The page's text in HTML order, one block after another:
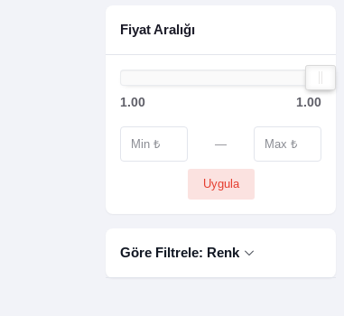
Fiyat Aralığı
1.00 1.00
—
Uygula
Göre Filtrele: Renk